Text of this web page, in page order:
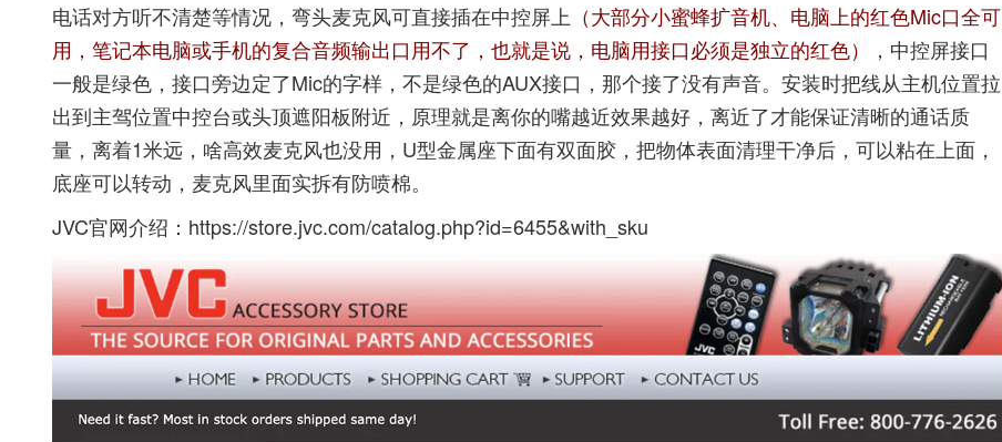
电话对方听不清楚等情况，弯头麦克风可直接插在中控屏上 （大部分小蜜蜂扩音机、电脑上的红色Mic口全可
用，笔记本电脑或手机的复合音频输出口用不了，也就是说，电脑用接口必须是独立的红色）
，中控屏接口
一般是绿色，接口旁边定了Mic的字样，不是绿色的AUX接口，那个接了没有声音。安装时把线从主机位置拉
出到主驾位置中控台或头顶遮阳板附近，原理就是离你的嘴越近效果越好，离近了才能保证清晰的通话质
量，离着1米远，啥高效麦克风也没用，U型金属座下面有双面胶，把物体表面清理干净后，可以粘在上面，
底座可以转动，麦克风里面实拆有防喷棉。
JVC官网介绍： https://store.jvc.com/catalog.php?id=6455&with_sku